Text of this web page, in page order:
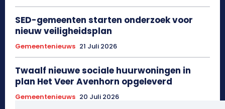
SED-gemeenten starten onderzoek voor
nieuw veiligheidsplan
Gemeentenieuws 21 Juli 2026
Twaalf nieuwe sociale huurwoningen in
plan Het Veer Avenhorn opgeleverd
Gemeentenieuws 20 Juli 2026